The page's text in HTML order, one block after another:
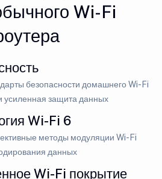
Wi-Fi
безопасности домашнего Wi-Fi
усиленная защита данных
Wi-Fi 6
методы модуляции Wi-Fi
данных
Wi-Fi покрытие